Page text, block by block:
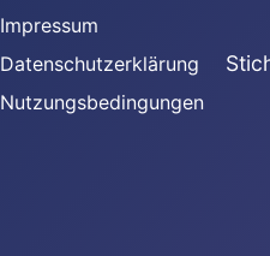
Impressum
Datenschutzerklärung
Nutzungsbedingungen